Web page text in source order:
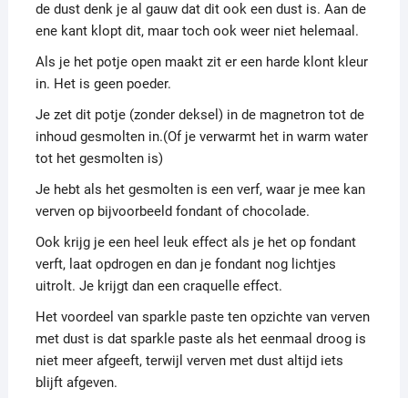
de dust denk je al gauw dat dit ook een dust is. Aan de
ene kant klopt dit, maar toch ook weer niet helemaal.
Als je het potje open maakt zit er een harde klont kleur
in. Het is geen poeder.
Je zet dit potje (zonder deksel) in de magnetron tot de
inhoud gesmolten in.(Of je verwarmt het in warm water
tot het gesmolten is)
Je hebt als het gesmolten is een verf, waar je mee kan
verven op bijvoorbeeld fondant of chocolade.
Ook krijg je een heel leuk effect als je het op fondant
verft, laat opdrogen en dan je fondant nog lichtjes
uitrolt. Je krijgt dan een craquelle effect.
Het voordeel van sparkle paste ten opzichte van verven
met dust is dat sparkle paste als het eenmaal droog is
niet meer afgeeft, terwijl verven met dust altijd iets
blijft afgeven.